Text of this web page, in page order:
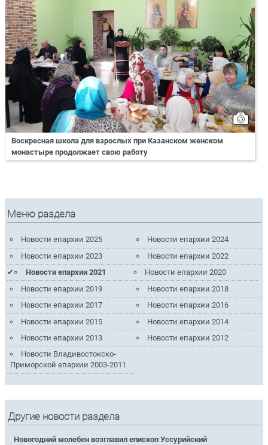
Воскресная школа для взрослых при Казанском женском
монастыре продолжает свою работу
Меню раздела
Новости епархии 2025
Новости епархии 2024
Новости епархии 2023
Новости епархии 2022
Новости епархии 2021
Новости епархии 2020
Новости епархии 2019
Новости епархии 2018
Новости епархии 2017
Новости епархии 2016
Новости епархии 2015
Новости епархии 2014
Новости епархии 2013
Новости епархии 2012
Новости Владивостокско-
Приморской епархии 2003-2011
Другие новости раздела
Новогодний молебен возглавил епископ Уссурийский